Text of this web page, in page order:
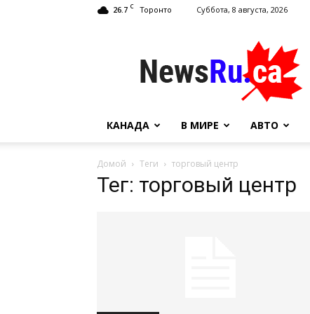
26.7 C Торонто Суббота, 8 августа, 2026
NewsRu.Ca
КАНАДА В МИРЕ АВТО
Домой Теги торговый центр
Тег: торговый центр